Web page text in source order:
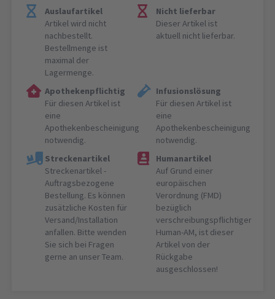
Auslaufartikel
Artikel wird nicht
nachbestellt.
Bestellmenge ist
maximal der
Lagermenge.
Nicht lieferbar
Dieser Artikel ist
aktuell nicht lieferbar.
Apothekenpflichtig
Für diesen Artikel ist
eine
Apothekenbescheinigung
notwendig.
Infusionslösung
Für diesen Artikel ist
eine
Apothekenbescheinigung
notwendig.
Streckenartikel
Streckenartikel -
Auftragsbezogene
Bestellung. Es können
zusätzliche Kosten für
Versand/Installation
anfallen. Bitte wenden
Sie sich bei Fragen
gerne an unser Team.
Humanartikel
Auf Grund einer
europäischen
Verordnung (FMD)
bezüglich
verschreibungspflichtiger
Human-AM, ist dieser
Artikel von der
Rückgabe
ausgeschlossen!